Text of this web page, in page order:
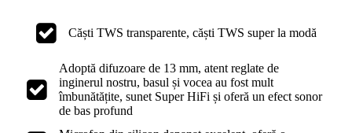
Căști TWS transparente, căști TWS super la modă
Adoptă difuzoare de 13 mm, atent reglate de
inginerul nostru, basul și vocea au fost mult
îmbunătățite, sunet Super HiFi și oferă un efect sonor
de bas profund